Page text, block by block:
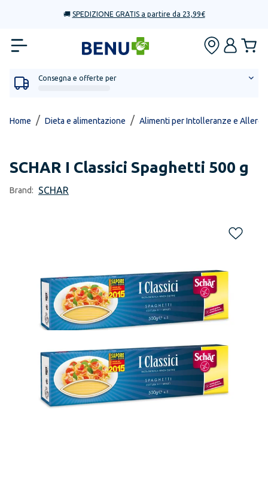
🚚 SPEDIZIONE GRATIS a partire da 23,99€
Consegna e offerte per
Home / Dieta e alimentazione / Alimenti per Intolleranze e
SCHAR I Classici Spaghetti 500 g
Brand: SCHAR